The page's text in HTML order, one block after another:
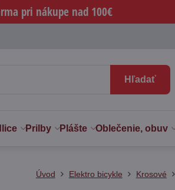
pri nákupe nad 100€
Hľadať
Prilby Plášte Oblečenie, obuv
Úvod Elektro bicykle Krosové